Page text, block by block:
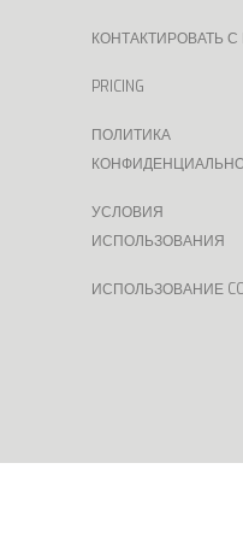
КОНТАКТИРОВАТЬ
PRICING
ПОЛИТИКА
УСЛОВИЯ
ИСПОЛЬЗОВАНИЯ
ИСПОЛЬЗОВАНИЕ